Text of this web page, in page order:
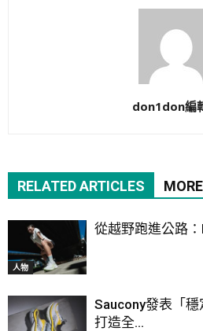
don1don編
RELATED ARTICLES
人物
從越野跑進公路
Saucony發表「
打造全...